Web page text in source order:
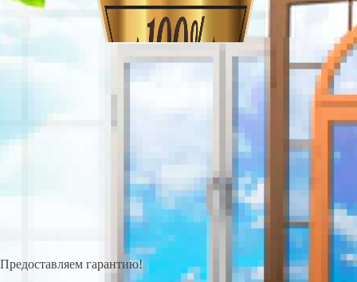
Предоставляем гарантию!